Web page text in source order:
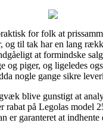
for folk at
og til tak har en lang
at formindske
og piger, og ligeledes
nogle gange sikre
blive gunstigt at
rabat på Legolas model
er garanteret at indhente